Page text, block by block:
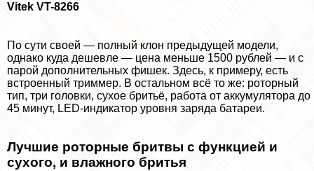
Vitek VT-8266
По сути своей — полный клон предыдущей модели,
однако куда дешевле — цена меньше 1500 рублей — и с
парой дополнительных фишек. Здесь, к примеру, есть
встроенный триммер. В остальном всё то же: роторный
тип, три головки, сухое бритьё, работа от аккумулятора до
45 минут, LED-индикатор уровня заряда батареи.
Лучшие роторные бритвы с функцией и
сухого, и влажного бритья